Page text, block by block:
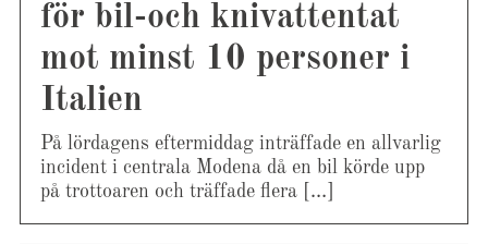
för bil-och knivattentat
mot minst 10 personer i
Italien
På lördagens eftermiddag inträffade en allvarlig
incident i centrala Modena då en bil körde upp
på trottoaren och träffade flera […]